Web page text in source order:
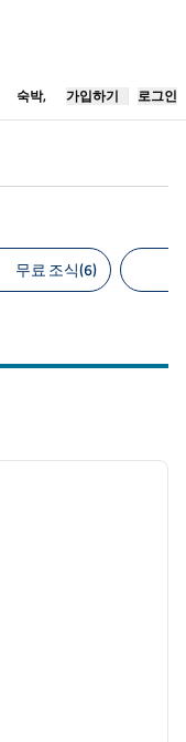
숙박,새 탭 열림
가입하기 로그인
무료 조식(6)
다음